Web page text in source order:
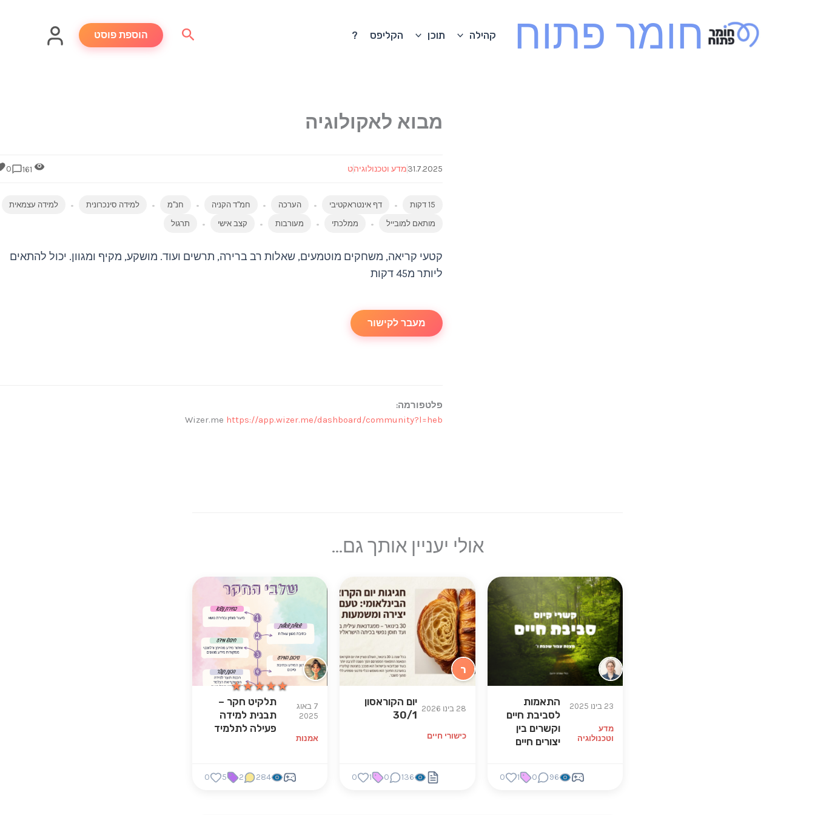
חומר פתוח קהילה תוכן הקליפס ? חיפוש הוספת פוסט
מבוא לאקולוגיה
31.7.2025מדע וטכנולוגיהט 0
15 דקות דף אינטראקטיבי הערכה חמ"ד הקניה חנ"מ למידה סינכרונית למידה עצמאית
מותאם למובייל ממלכתי מעורבות קצב אישי תרגול
קטעי קריאה, משחקים מוטמעים, שאלות רב ברירה, תרשים ועוד. מושקע, מקיף ומגוון. יכול להתאים
ליותר מ45 דקות
מעבר לקישור
פלטפורמה:
Wizer.me https://app.wizer.me/dashboard/community?l=heb
אולי יעניין אותך גם...
23 בינו 2025
מדע
וטכנולוגיה
התאמות
לסביבת חיים
וקשרים בין
יצורים חיים
96
0
1
0
ר
28 בינו 2026
כישורי חיים
יום הקוראסון
30/1
136
0
1
0
★★★★★
★★★★★
7 באוג
2025
אמנות
תלקיט חקר –
תבנית למידה
פעילה לתלמיד
284
2
5
0